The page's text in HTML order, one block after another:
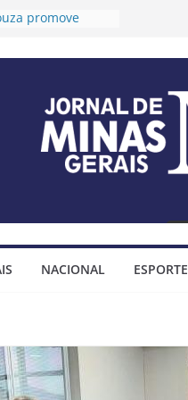
promove
públicas
Diretor e do
tese sobre
assina
para construção
NACIONAL ESPORTE